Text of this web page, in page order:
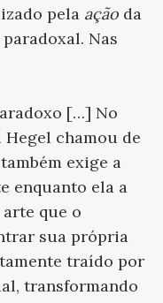
pela ação da
Nas
[…] No
chamou de
exige a
enquanto ela a
que o
sua própria
traído por
transformando